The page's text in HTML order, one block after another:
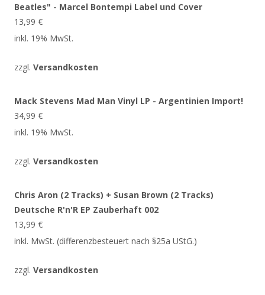
Beatles" - Marcel Bontempi Label und Cover
13,99 €
inkl. 19% MwSt.
zzgl. Versandkosten
Mack Stevens Mad Man Vinyl LP - Argentinien Import!
34,99 €
inkl. 19% MwSt.
zzgl. Versandkosten
Chris Aron (2 Tracks) + Susan Brown (2 Tracks)
Deutsche R'n'R EP Zauberhaft 002
13,99 €
inkl. MwSt. (differenzbesteuert nach §25a UStG.)
zzgl. Versandkosten